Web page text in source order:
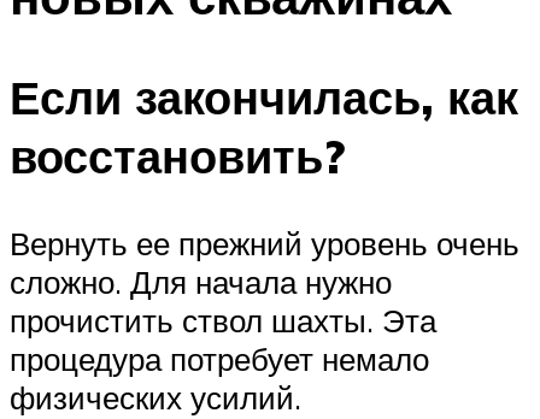
Если закончилась, как
восстановить?
Вернуть ее прежний уровень очень
сложно. Для начала нужно
прочистить ствол шахты. Эта
процедура потребует немало
физических усилий.